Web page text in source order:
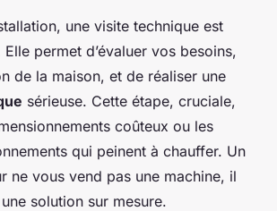
une visite technique est
permet d’évaluer vos besoins,
de la maison, et de réaliser une
sérieuse. Cette étape, cruciale,
coûteux ou les
qui peinent à chauffer. Un
ne vous vend pas une machine, il
solution sur mesure.